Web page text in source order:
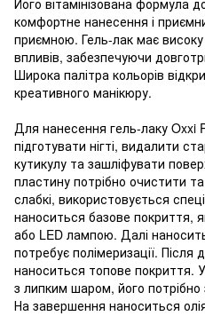
комфортне нанесення і
приємною. Гель-лак має високу
впливів, забезпечуючи
Широка палітра кольорів
креативного манікюру.
Для нанесення гель-лаку Oxxi
підготувати нігті, видалити
кутикулу та зашліфувати
пластину потрібно очистити
слабкі, використовується
наноситься базове покриття,
або LED лампою. Далі
потребує полімеризації. Після
наноситься топове покриття.
з липким шаром, його
На завершення наноситься